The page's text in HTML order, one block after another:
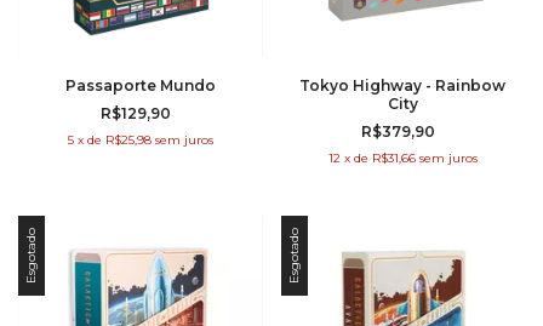
Passaporte Mundo
R$129,90
5 x de R$25,98 sem juros
Tokyo Highway - Rainbow
City
R$379,90
12 x de R$31,66 sem juros
Esgotado Esgotado